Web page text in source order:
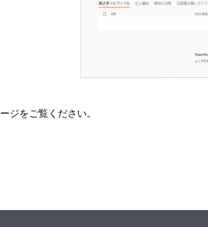
ジをご覧ください。